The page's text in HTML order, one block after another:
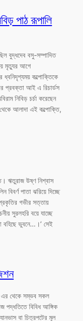
পাঠ রূপালি
বুদ্ধদেব বসু-সম্পাদিত
মৃত্যুর আগে
ধ্বনিদৃশ্যময় কল্পোক্তিকে
প্রবক্তা আই এ রিচার্ডস
নিবিড় চর্চা করেছেন
থেকে আলাদা এই কল্পোক্তি,
ঋতুরাজ উষ্ণ নিশ্বাস
বিবর্ণ পাতা ঝরিয়ে দিচ্ছে
প্রকৃতির গভীর সত্তায়
সুরলহরি বয়ে যাচ্ছে
বহিছে ভুবনে…।’ সেই
এর থেকে সম্ভব সকল
পদ্ধতিতে বিবিধ আঙ্গিক
বা চিত্রপটের মূল